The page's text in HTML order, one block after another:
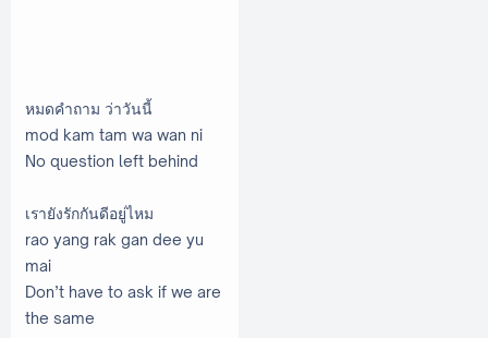
หมดคำถาม ว่าวันนี้
mod kam tam wa wan ni
No question left behind
เรายังรักกันดีอยู่ไหม
rao yang rak gan dee yu
mai
Don’t have to ask if we are
the same